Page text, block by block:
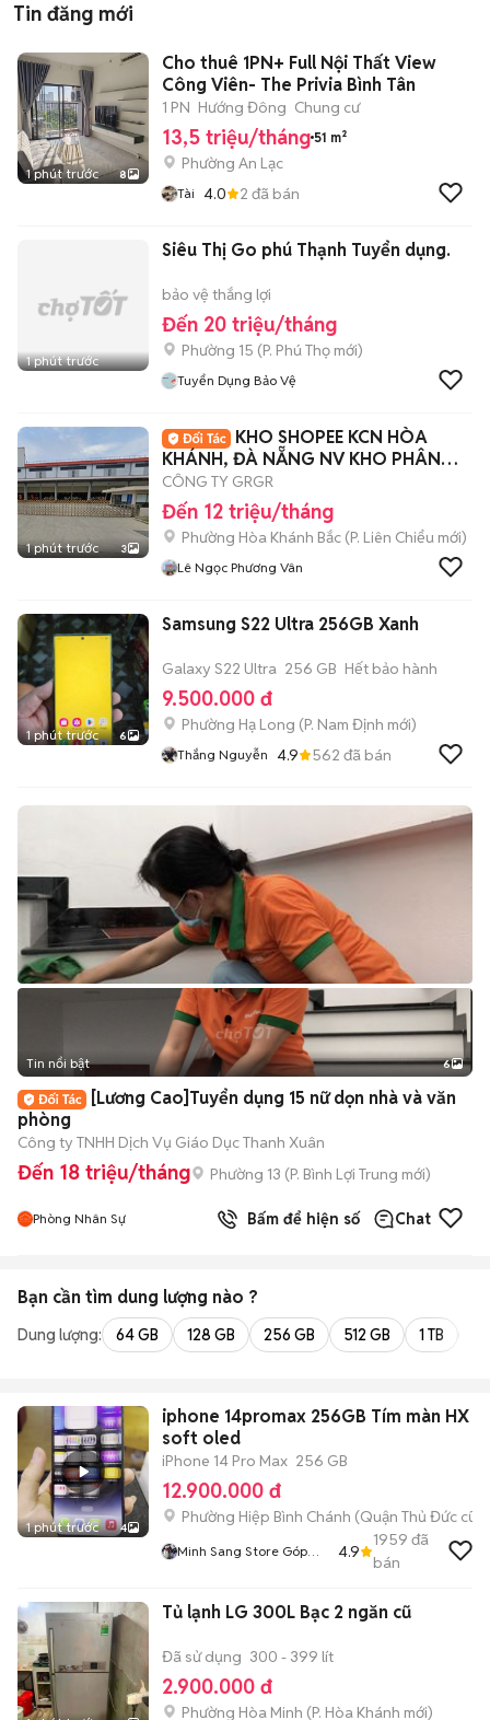
Tin đăng mới
1 phút trước 8
Cho thuê 1PN+ Full Nội Thất View
Công Viên- The Privia Bình Tân
1 PN Hướng Đông Chung cư
13,5 triệu/tháng 51 m²
Phường An Lạc
Tài 4.0 2 đã bán
1 phút trước
Siêu Thị Go phú Thạnh Tuyển dụng.
bảo vệ thắng lợi
Đến 20 triệu/tháng
Phường 15 (P. Phú Thọ mới)
Tuyển Dụng Bảo Vệ
1 phút trước 3
KHO SHOPEE KCN HÒA
KHÁNH, ĐÀ NẴNG NV KHO PHÂN
LOẠI
CÔNG TY GRGR
Đến 12 triệu/tháng
Phường Hòa Khánh Bắc (P. Liên Chiểu mới)
Lê Ngọc Phương Vân
1 phút trước 6
Samsung S22 Ultra 256GB Xanh
Galaxy S22 Ultra 256 GB Hết bảo hành
9.500.000 đ
Phường Hạ Long (P. Nam Định mới)
Thắng Nguyễn 4.9 562 đã bán
+2
Tin nổi bật 6
[Lương Cao]Tuyển dụng 15 nữ dọn nhà và văn
phòng
Công ty TNHH Dịch Vụ Giáo Dục Thanh Xuân
Đến 18 triệu/tháng Phường 13 (P. Bình Lợi Trung mới)
Phòng Nhân Sự Bấm để hiện số Chat
Bạn cần tìm dung lượng nào ?
Dung lượng: 64 GB 128 GB 256 GB 512 GB 1 TB
1 phút trước 4
iphone 14promax 256GB Tím màn HX
soft oled
iPhone 14 Pro Max 256 GB
12.900.000 đ
Phường Hiệp Bình Chánh (Quận Thủ Đức cũ)
Minh Sang Store Góp
4.9
1959 đã
bán
Tủ lạnh LG 300L Bạc 2 ngăn cũ
Đã sử dụng 300 - 399 lít
2.900.000 đ
Phường Hòa Minh (P. Hòa Khánh mới)